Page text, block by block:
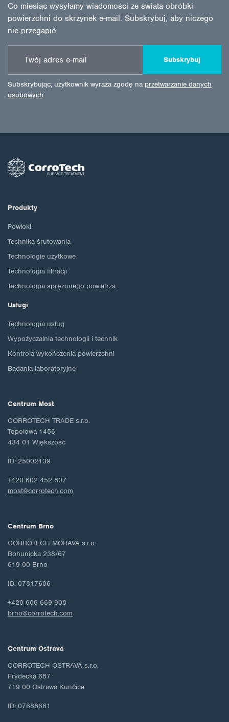
Co miesiąc wysyłamy wiadomości ze świata obróbki
powierzchni do skrzynek e-mail. Subskrybuj, aby niczego
nie przegapić.
Subskrybuj
Subskrybując, użytkownik wyraża zgodę na przetwarzanie danych
osobowych.
Produkty
Powłoki
Technika śrutowania
Technologie użytkowe
Technologia filtracji
Technologia sprężonego powietrza
Usługi
Technologia usług
Wypożyczalnia technologii i technik
Kontrola wykończenia powierzchni
Badania laboratoryjne
Centrum Most
CORROTECH TRADE s.r.o.
Topolowa 1456
434 01 Większość
ID: 25002139
+420 602 452 807
most@corrotech.com
Centrum Brno
CORROTECH MORAVA s.r.o.
Bohunicka 238/67
619 00 Brno
ID: 07817606
+420 606 669 908
brno@corrotech.com
Centrum Ostrava
CORROTECH OSTRAVA s.r.o.
Frýdecká 687
719 00 Ostrawa Kunčice
ID: 07688661